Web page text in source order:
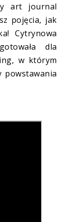
art journal
pojęcia, jak
Cytrynowa
dla
w którym